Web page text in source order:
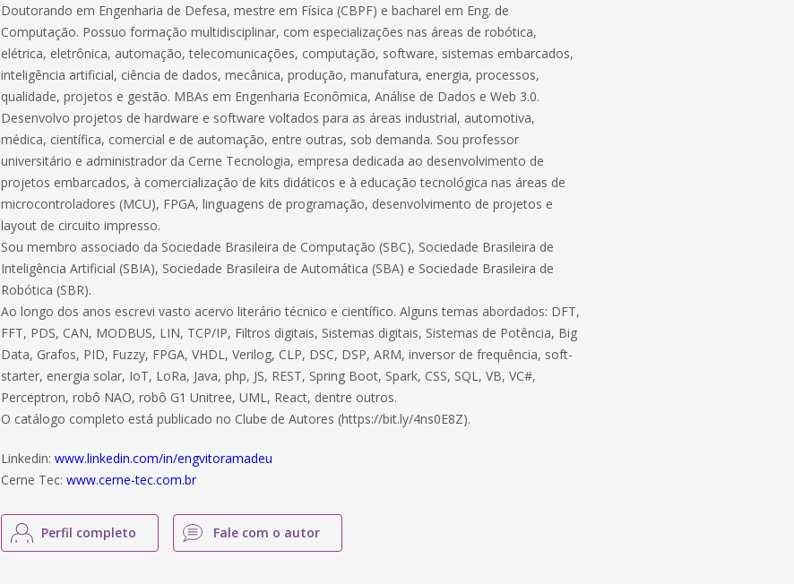
Doutorando em Engenharia de Defesa, mestre em Física (CBPF) e bacharel em Eng. de
Computação. Possuo formação multidisciplinar, com especializações nas áreas de robótica,
elétrica, eletrônica, automação, telecomunicações, computação, software, sistemas embarcados,
inteligência artificial, ciência de dados, mecânica, produção, manufatura, energia, processos,
qualidade, projetos e gestão. MBAs em Engenharia Econômica, Análise de Dados e Web 3.0.
Desenvolvo projetos de hardware e software voltados para as áreas industrial, automotiva,
médica, científica, comercial e de automação, entre outras, sob demanda. Sou professor
universitário e administrador da Cerne Tecnologia, empresa dedicada ao desenvolvimento de
projetos embarcados, à comercialização de kits didáticos e à educação tecnológica nas áreas de
microcontroladores (MCU), FPGA, linguagens de programação, desenvolvimento de projetos e
layout de circuito impresso.
Sou membro associado da Sociedade Brasileira de Computação (SBC), Sociedade Brasileira de
Inteligência Artificial (SBIA), Sociedade Brasileira de Automática (SBA) e Sociedade Brasileira de
Robótica (SBR).
Ao longo dos anos escrevi vasto acervo literário técnico e científico. Alguns temas abordados: DFT,
FFT, PDS, CAN, MODBUS, LIN, TCP/IP, Filtros digitais, Sistemas digitais, Sistemas de Potência, Big
Data, Grafos, PID, Fuzzy, FPGA, VHDL, Verilog, CLP, DSC, DSP, ARM, inversor de frequência, soft-
starter, energia solar, IoT, LoRa, Java, php, JS, REST, Spring Boot, Spark, CSS, SQL, VB, VC#,
Perceptron, robô NAO, robô G1 Unitree, UML, React, dentre outros.
O catálogo completo está publicado no Clube de Autores (https://bit.ly/4ns0E8Z).
Linkedin:www.linkedin.com/in/engvitoramadeu
Cerne Tec:www.cerne-tec.com.br
Perfil completo Fale com o autor